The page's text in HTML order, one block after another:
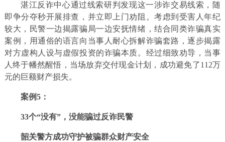
湛江反诈中心通过线索研判发现这一涉诈交易线索，随
即争分夺秒开展排查，并立即上门劝阻。考虑到受害人年纪
较大，民警一边揭露骗局一边安抚情绪，结合同类诈骗真实
案例，用通俗的语言向当事人耐心拆解诈骗套路，逐步揭露
对方虚构人设与虚假投资的诈骗本质。经过细致劝导，当事
人终于幡然醒悟，当场放弃交付现金计划，成功避免了112万
元的巨额财产损失。
案例5：
33个“没有”，没能骗过反诈民警
韶关警方成功守护被骗群众财产安全